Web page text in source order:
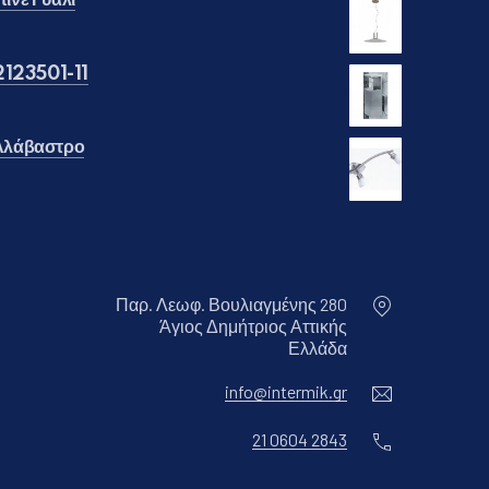
11
Παρ. Λεωφ. Βουλιαγμένης 280
Άγιος Δημήτριος Αττικής
ΕλλάδαΝέο παράθυρο
info@intermik.gr
21 0604 2843